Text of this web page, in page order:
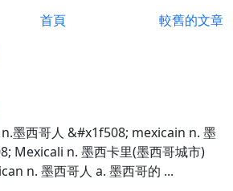
較舊的文章
首頁
墨西哥人 &#x1f508; mexicain n. 墨
Mexicali n. 墨西卡里(墨西哥城市)
n. 墨西哥人 a. 墨西哥的 ...